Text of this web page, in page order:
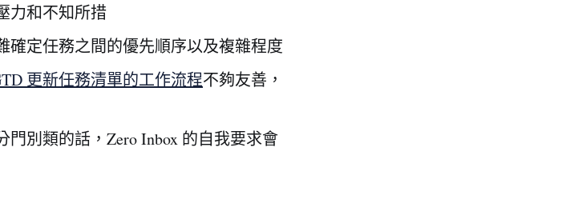
力和不知所措
確定任務之間的優先順序以及複雜程度
更新任務清單的工作流程不夠友善，
別類的話，Zero Inbox 的自我要求會